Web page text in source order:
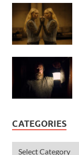
CATEGORIES